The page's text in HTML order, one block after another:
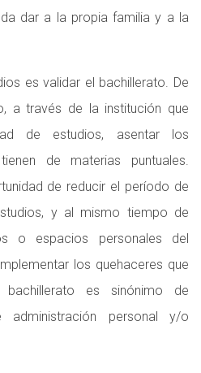
dar a la propia familia y a la
es validar el bachillerato. De
a través de la institución que
de estudios, asentar los
de materias puntuales.
de reducir el período de
y al mismo tiempo de
o espacios personales del
los quehaceres que
es sinónimo de
administración personal y/o